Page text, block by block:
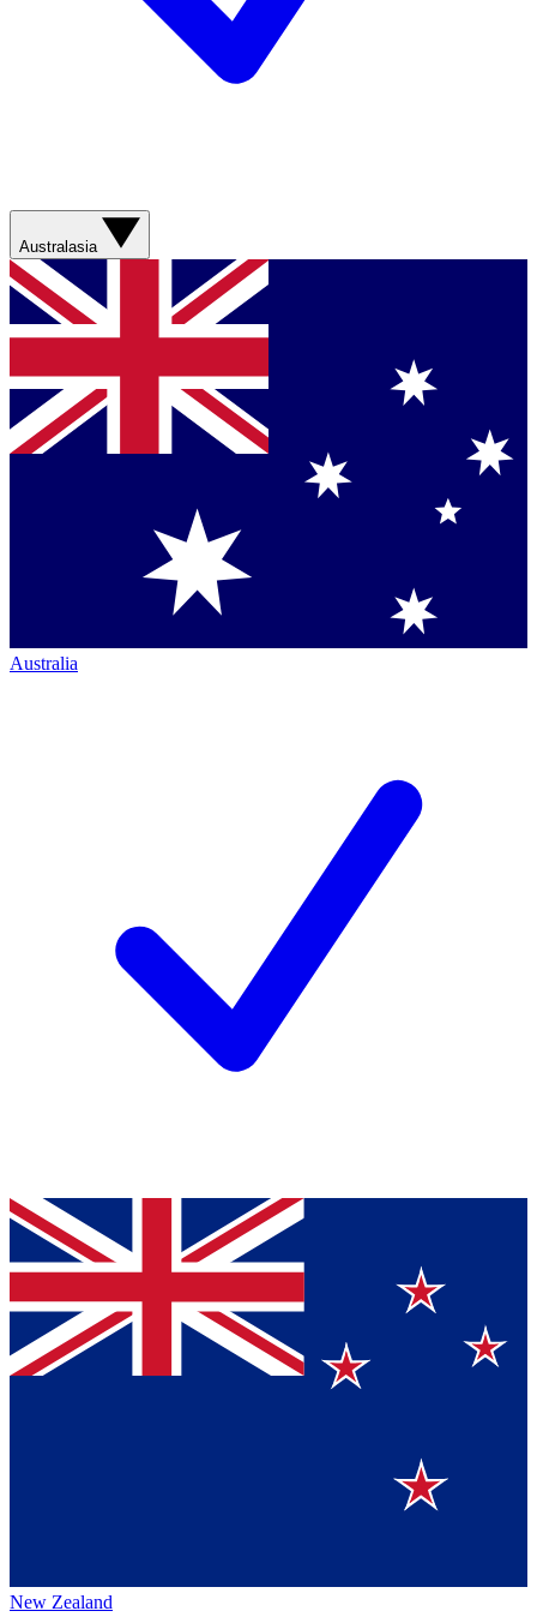
Australasia
Australia
New Zealand